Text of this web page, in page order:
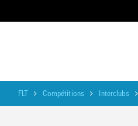
FLT Compétitions Interclubs